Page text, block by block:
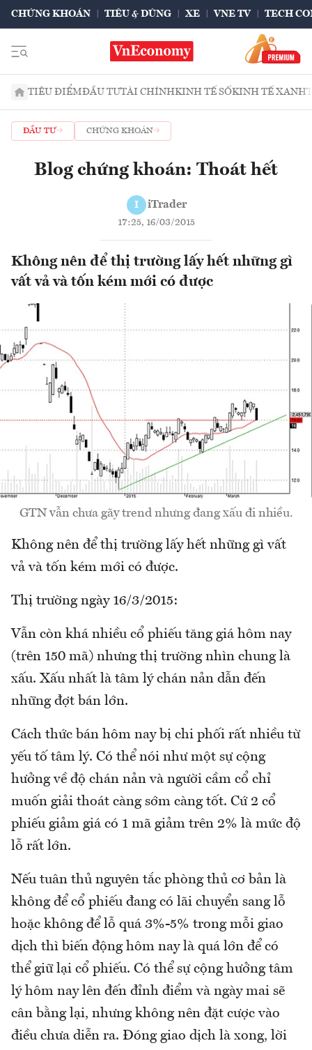
CHỨNG KHOÁN TIÊU & DÙNG XE VNE TV TECH
TIÊU ĐIỂMĐẦU TƯTÀI CHÍNHKINH TẾ SỐKINH TẾ XANH
ĐẦU TƯ CHỨNG KHOÁN
Blog chứng khoán: Thoát hết
I iTrader
17:25, 16/03/2015
Không nên để thị trường lấy hết những gì
vất vả và tốn kém mới có được
GTN vẫn chưa gãy trend nhưng đang xấu đi nhiều.
Không nên để thị trường lấy hết những gì vất
vả và tốn kém mới có được.
Thị trường ngày 16/3/2015:
Vẫn còn khá nhiều cổ phiếu tăng giá hôm nay
(trên 150 mã) nhưng thị trường nhìn chung là
xấu. Xấu nhất là tâm lý chán nản dẫn đến
những đợt bán lớn.
Cách thức bán hôm nay bị chi phối rất nhiều từ
yếu tố tâm lý. Có thể nói như một sự cộng
hưởng về độ chán nản và người cầm cổ chỉ
muốn giải thoát càng sớm càng tốt. Cứ 2 cổ
phiếu giảm giá có 1 mã giảm trên 2% là mức độ
lỗ rất lớn.
Nếu tuân thủ nguyên tắc phòng thủ cơ bản là
không để cổ phiếu đang có lãi chuyển sang lỗ
hoặc không để lỗ quá 3%-5% trong mỗi giao
dịch thì biến động hôm nay là quá lớn để có
thể giữ lại cổ phiếu. Có thể sự cộng hưởng tâm
lý hôm nay lên đến đỉnh điểm và ngày mai sẽ
cân bằng lại, nhưng không nên đặt cược vào
điều chưa diễn ra. Đóng giao dịch là xong, lời